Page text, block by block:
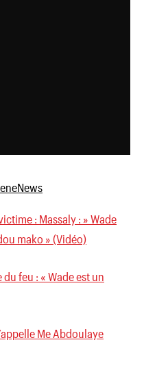
: Massaly : » Wade
mako » (Vidéo)
feu : « Wade est un
Me Abdoulaye